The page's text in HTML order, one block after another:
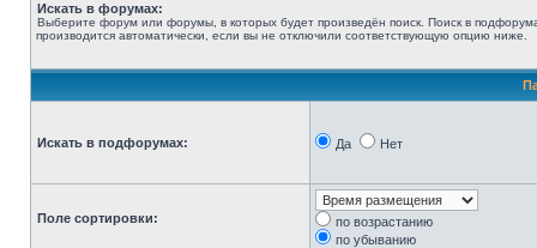
Искать в форумах:
Выберите форум или форумы, в которых будет произведён поиск. Поиск в
производится автоматически, если вы не отключили соответствующую опцию ниже.
Искать в подфорумах: Да Нет
Поле сортировки:
по возрастанию
по убыванию